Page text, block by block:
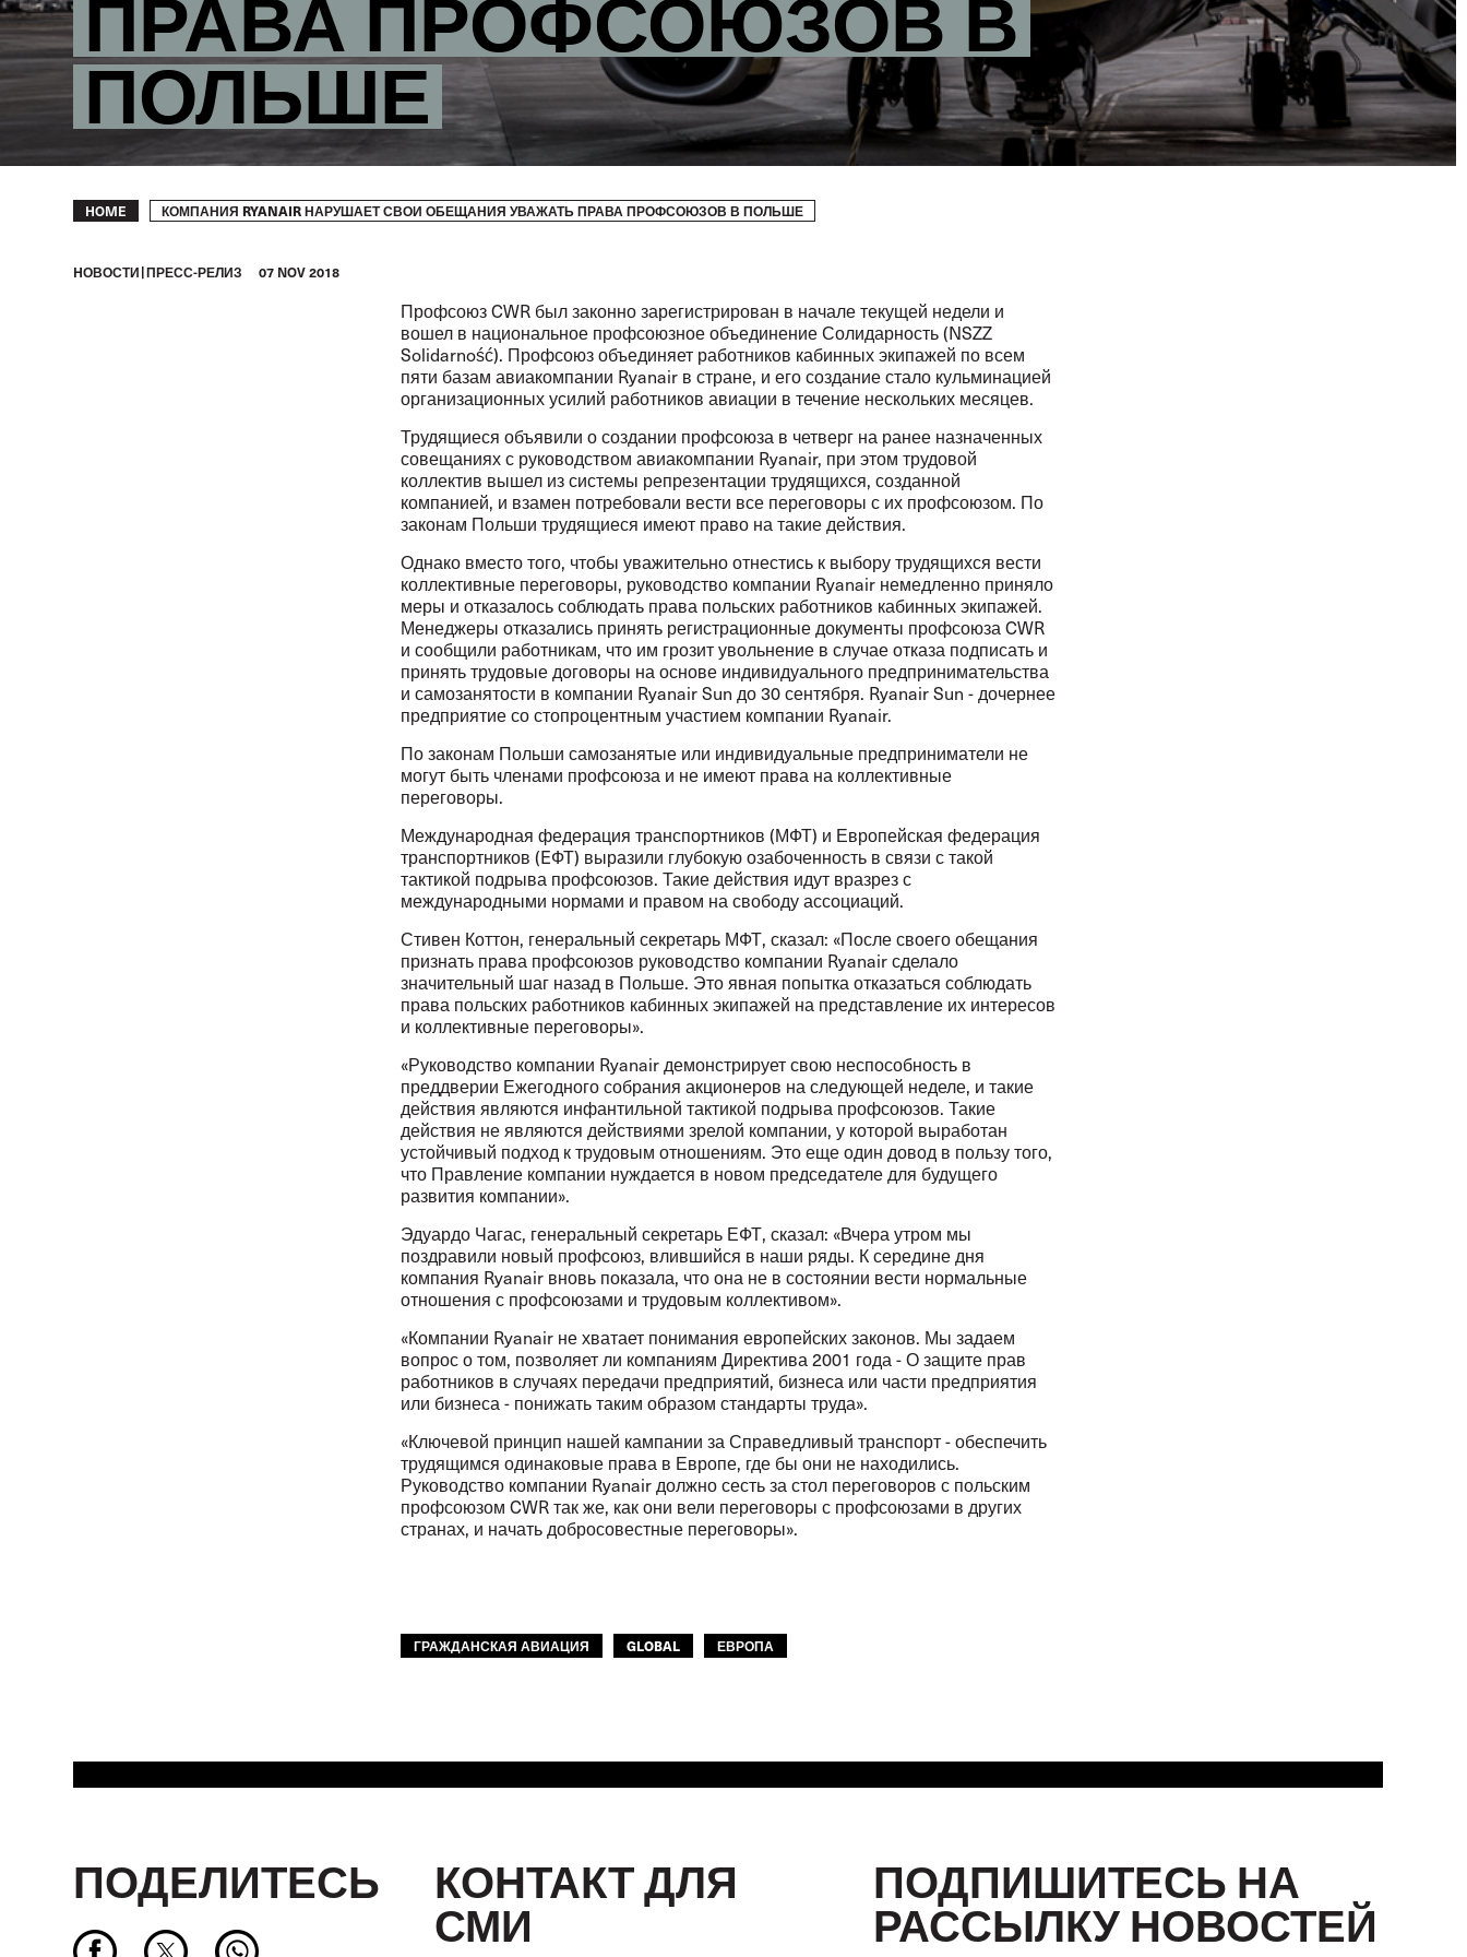
ПОЛЬШЕ
Breadcrumb
HOME КОМПАНИЯ RYANAIR НАРУШАЕТ СВОИ ОБЕЩАНИЯ УВАЖАТЬ ПРАВА ПРОФСОЮЗОВ В ПОЛЬШЕ
HОВОСТИ ПРЕСС-РЕЛИЗ 07 NOV 2018
Профсоюз CWR был законно зарегистрирован в начале текущей недели и
вошел в национальное профсоюзное объединение Солидарность (NSZZ
Solidarność). Профсоюз объединяет работников кабинных экипажей по всем
пяти базам авиакомпании Ryanair в стране, и его создание стало кульминацией
организационных усилий работников авиации в течение нескольких месяцев.
Трудящиеся объявили о создании профсоюза в четверг на ранее назначенных
совещаниях с руководством авиакомпании Ryanair, при этом трудовой
коллектив вышел из системы репрезентации трудящихся, созданной
компанией, и взамен потребовали вести все переговоры с их профсоюзом. По
законам Польши трудящиеся имеют право на такие действия.
Однако вместо того, чтобы уважительно отнестись к выбору трудящихся вести
коллективные переговоры, руководство компании Ryanair немедленно приняло
меры и отказалось соблюдать права польских работников кабинных экипажей.
Менеджеры отказались принять регистрационные документы профсоюза CWR
и сообщили работникам, что им грозит увольнение в случае отказа подписать и
принять трудовые договоры на основе индивидуального предпринимательства
и самозанятости в компании Ryanair Sun до 30 сентября. Ryanair Sun - дочернее
предприятие со стопроцентным участием компании Ryanair.
По законам Польши самозанятые или индивидуальные предприниматели не
могут быть членами профсоюза и не имеют права на коллективные
переговоры.
Международная федерация транспортников (МФТ) и Европейская федерация
транспортников (EФТ) выразили глубокую озабоченность в связи с такой
тактикой подрыва профсоюзов. Такие действия идут вразрез с
международными нормами и правом на свободу ассоциаций.
Стивен Коттон, генеральный секретарь МФТ, сказал: «После своего обещания
признать права профсоюзов руководство компании Ryanair сделало
значительный шаг назад в Польше. Это явная попытка отказаться соблюдать
права польских работников кабинных экипажей на представление их интересов
и коллективные переговоры».
«Руководство компании Ryanair демонстрирует свою неспособность в
преддверии Ежегодного собрания акционеров на следующей неделе, и такие
действия являются инфантильной тактикой подрыва профсоюзов. Такие
действия не являются действиями зрелой компании, у которой выработан
устойчивый подход к трудовым отношениям. Это еще один довод в пользу того,
что Правление компании нуждается в новом председателе для будущего
развития компании».
Эдуардо Чагас, генеральный секретарь ЕФТ, сказал: «Вчера утром мы
поздравили новый профсоюз, влившийся в наши ряды. К середине дня
компания Ryanair вновь показала, что она не в состоянии вести нормальные
отношения с профсоюзами и трудовым коллективом».
«Компании Ryanair не хватает понимания европейских законов. Мы задаем
вопрос о том, позволяет ли компаниям Директива 2001 года - О защите прав
работников в случаях передачи предприятий, бизнеса или части предприятия
или бизнеса - понижать таким образом стандарты труда».
«Ключевой принцип нашей кампании за Справедливый транспорт - обеспечить
трудящимся одинаковые права в Европе, где бы они не находились.
Руководство компании Ryanair должно сесть за стол переговоров с польским
профсоюзом CWR так же, как они вели переговоры с профсоюзами в других
странах, и начать добросовестные переговоры».
ГРАЖДАНСКАЯ АВИАЦИЯ GLOBAL ЕВРОПА
ПОДЕЛИТЕСЬ КОНТАКТ ДЛЯ
СМИ
ПОДПИШИТЕСЬ НА
РАССЫЛКУ НОВОСТЕЙ